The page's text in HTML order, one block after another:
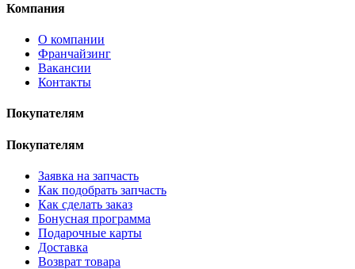
Компания
О компании
Франчайзинг
Вакансии
Контакты
Покупателям
Покупателям
Заявка на запчасть
Как подобрать запчасть
Как сделать заказ
Бонусная программа
Подарочные карты
Доставка
Возврат товара